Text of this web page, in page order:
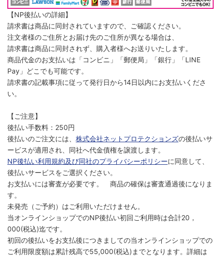
【NP後払いの詳細】
請求書は商品に同封されていますので、ご確認ください。
注文者様のご住所とお届け先のご住所が異なる場合は、
請求書は商品に同封されず、購入者様へお送りいたします。
商品代金のお支払いは「コンビニ」「郵便局」「銀行」「LINE
Pay」どこでも可能です。
請求書の記載事項に従って発行日から14日以内にお支払いくださ
い。
【ご注意】
後払い手数料：250円
後払いのご注文には、 株式会社ネットプロテクションズの後払いサ
ービスが適用され、同社へ代金債権を譲渡します。
NP後払い利用規約及び同社のプライバシーポリシーに同意して、
後払いサービスをご選択ください。
お支払いには審査が必要です。 商品の確保は審査通過後になりま
す。
未発売（ご予約）はご利用いただけません。
当オンラインショップでのNP後払い初回ご利用時は合計20，
000(税込)迄です。
初回の後払いをお支払後につきましての当オンラインショップでの
ご利用限度額は累計残高で55,000(税込)までとなります。詳細は